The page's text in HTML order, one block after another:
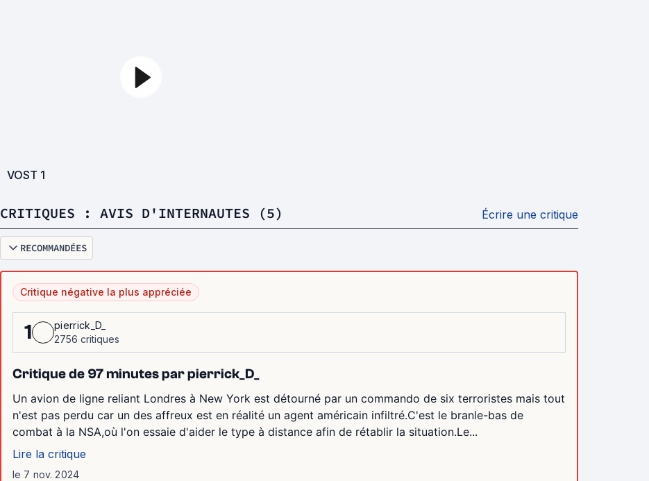
VOST 1
CRITIQUES : AVIS D'INTERNAUTES (5) Écrire une critique
RECOMMANDÉES
Critique négative la plus appréciée
1
pierrick_D_
2756 critiques
Critique de 97 minutes par pierrick_D_
Un avion de ligne reliant Londres à New York est détourné par un commando de six terroristes mais tout
n'est pas perdu car un des affreux est en réalité un agent américain infiltré.C'est le branle-bas de
combat à la NSA,où l'on essaie d'aider le type à distance afin de rétablir la situation.Le...
Lire la critique
le 7 nov. 2024